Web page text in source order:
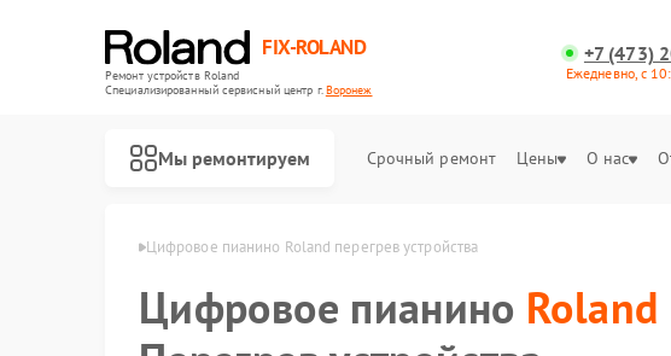
FIX-ROLAND
Ремонт устройств Roland
Специализированный cервисный центр г.Воронеж
+7 (473)
Ежедневно, с
Мы ремонтируем Срочный ремонт Цены О нас
Цифровое пианино Roland перегрев устройства
Цифровое пианино Roland